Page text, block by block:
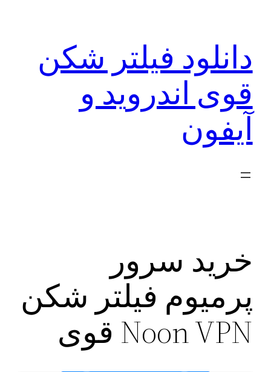
دانلود فیلتر شکن
قوی اندروید و
آیفون
خرید سرور
پرمیوم فیلتر شکن
Noon VPN قوی